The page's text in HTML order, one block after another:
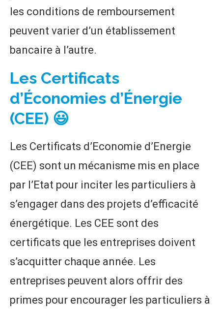
les conditions de remboursement
peuvent varier d’un établissement
bancaire à l’autre.
Les Certificats
d’Économies d’Énergie
(CEE) 😃
Les Certificats d’Economie d’Energie
(CEE) sont un mécanisme mis en place
par l’Etat pour inciter les particuliers à
s’engager dans des projets d’efficacité
énergétique. Les CEE sont des
certificats que les entreprises doivent
s’acquitter chaque année. Les
entreprises peuvent alors offrir des
primes pour encourager les particuliers à